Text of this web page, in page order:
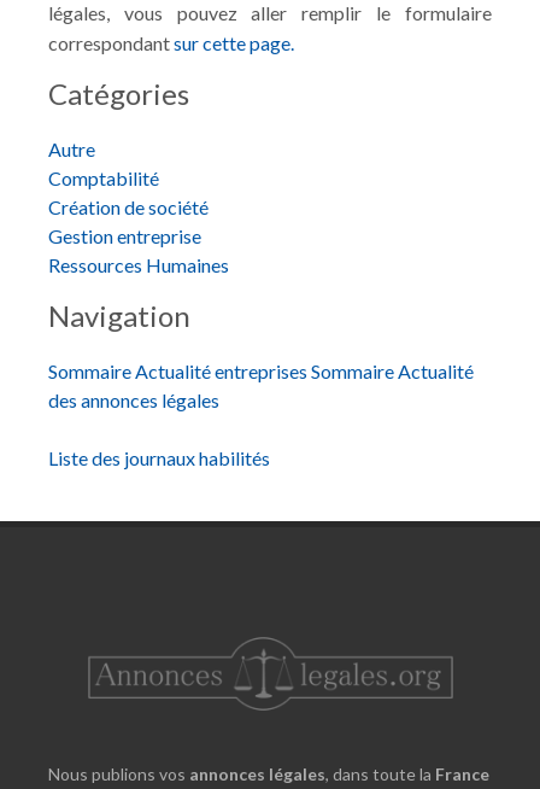
légales, vous pouvez aller remplir le formulaire
correspondantsur cette page.
Catégories
Autre
Comptabilité
Création de société
Gestion entreprise
Ressources Humaines
Navigation
Sommaire Actualité entreprises Sommaire Actualité
des annonces légales
Liste des journaux habilités
Nous publions vos annonces légales, dans toute la France